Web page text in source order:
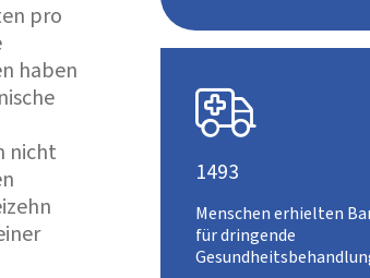
pro
haben
nicht

1493
Menschen erhielten
für dringende